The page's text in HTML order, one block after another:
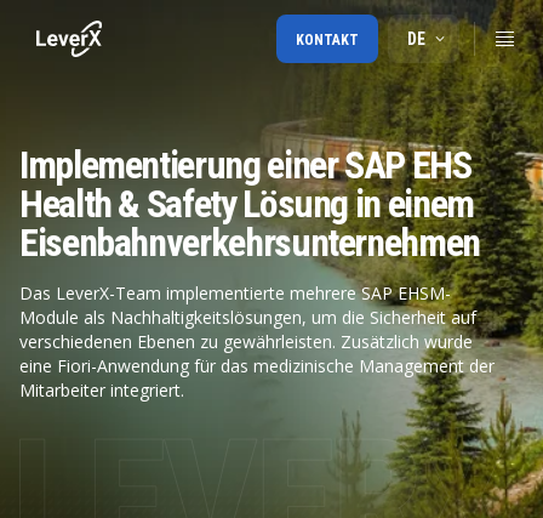
DE
KONTAKT
Implementierung einer SAP EHS
Health & Safety Lösung in einem
Eisenbahnverkehrsunternehmen
Das LeverX-Team implementierte mehrere SAP EHSM-
Module als Nachhaltigkeitslösungen, um die Sicherheit auf
verschiedenen Ebenen zu gewährleisten. Zusätzlich wurde
eine Fiori-Anwendung für das medizinische Management der
Mitarbeiter integriert.